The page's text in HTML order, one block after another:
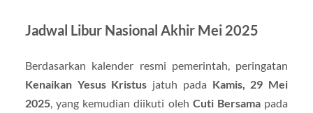
Jadwal Libur Nasional Akhir Mei 2025
Berdasarkan kalender resmi pemerintah, peringatan
Kenaikan Yesus Kristus jatuh pada Kamis, 29 Mei
2025, yang kemudian diikuti oleh Cuti Bersama pada